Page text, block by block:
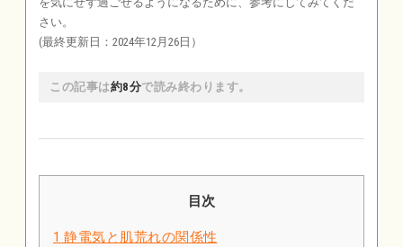
さい。
(最終更新日：2024年12月26日）
この記事は約8分で読み終わります。
目次
1 静電気と肌荒れの関係性